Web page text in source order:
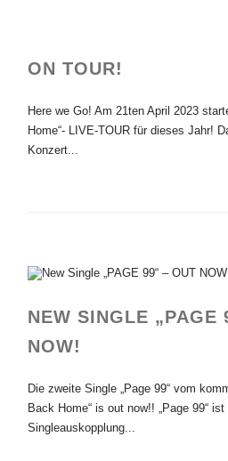
ON TOUR!
Here we Go! Am 21ten April 2023
Home“- LIVE-TOUR für dieses Jahr!
Konzert...
NEW SINGLE „PAGE
NOW!
Die zweite Single „Page 99“ vom
Back Home“ is out now!! „Page 99“
Singleauskopplung...